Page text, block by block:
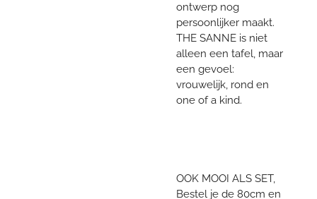
ontwerp nog
persoonlijker maakt.
THE SANNE is niet
alleen een tafel, maar
een gevoel:
vrouwelijk, rond en
one of a kind.
OOK MOOI ALS SET,
Bestel je de 80cm en